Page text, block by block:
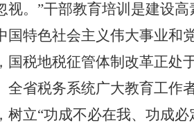
视。”干部教育培训是建设
国特色社会主义伟大事业和
税地税征管体制改革正处
全省税务系统广大教育工作
树立“功成不必在我、功成